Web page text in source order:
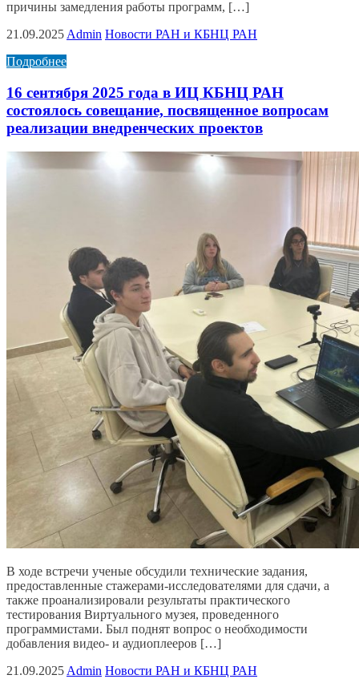
причины замедления работы программ, […]
21.09.2025 Admin Новости РАН и КБНЦ РАН
Подробнее
16 сентября 2025 года в ИЦ КБНЦ РАН
состоялось совещание, посвященное вопросам
реализации внедренческих проектов
В ходе встречи ученые обсудили технические задания,
предоставленные стажерами-исследователями для сдачи, а
также проанализировали результаты практического
тестирования Виртуального музея, проведенного
программистами. Был поднят вопрос о необходимости
добавления видео- и аудиоплееров […]
21.09.2025Admin Новости РАН и КБНЦ РАН